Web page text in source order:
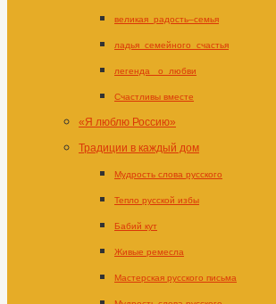
великая_радость–семья
ладья_семейного_счастья
легенда _о_любви
Счастливы вместе
«Я люблю Россию»
Традиции в каждый дом
Мудрость слова русского
Тепло русской избы
Бабий кут
Живые ремесла
Мастерская русского письма